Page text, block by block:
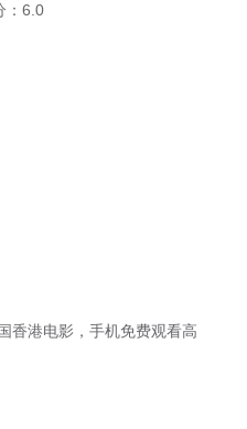
6.0
香港电影，手机免费观看高